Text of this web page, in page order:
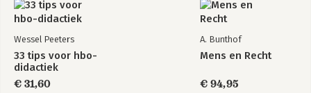
Wessel Peeters
33 tips voor hbo-
didactiek
€ 31,60
A. Bunthof
Mens en Recht
€ 94,95